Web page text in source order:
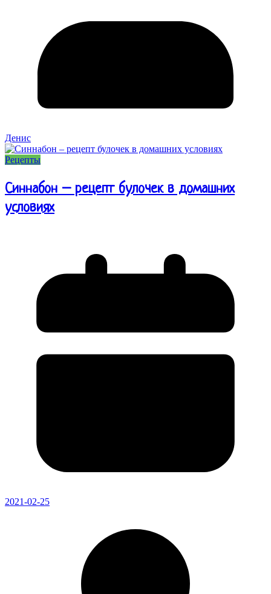
Денис
Рецепты
Синнабон – рецепт булочек в домашних
условиях
2021-02-25